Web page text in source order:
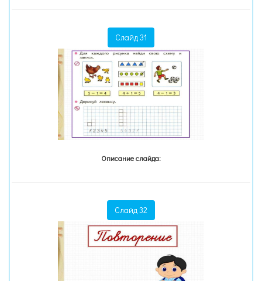
Слайд 31
Описание слайда:
Слайд 32